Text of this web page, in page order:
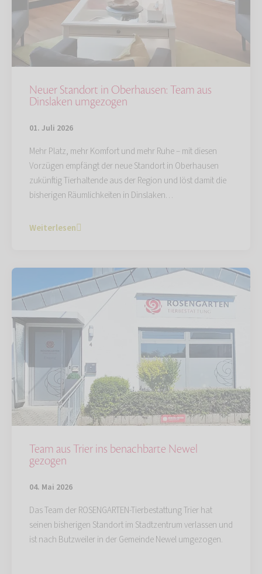
Neuer Standort in Oberhausen: Team aus
Dinslaken umgezogen
01. Juli 2026
Mehr Platz, mehr Komfort und mehr Ruhe – mit diesen
Vorzügen empfängt der neue Standort in Oberhausen
zukünftig Tierhaltende aus der Region und löst damit die
bisherigen Räumlichkeiten in Dinslaken…
Weiterlesen
Team aus Trier ins benachbarte Newel
gezogen
04. Mai 2026
Das Team der ROSENGARTEN-Tierbestattung Trier hat
seinen bisherigen Standort im Stadtzentrum verlassen und
ist nach Butzweiler in der Gemeinde Newel umgezogen.